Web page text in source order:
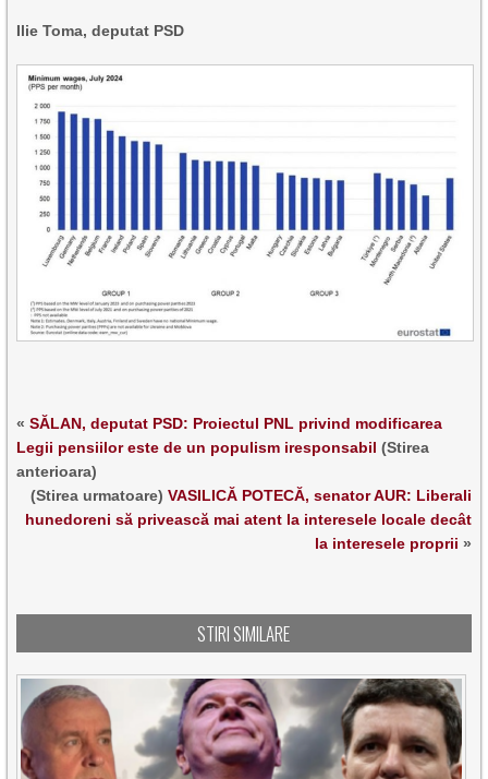
Ilie Toma, deputat PSD
«SĂLAN, deputat PSD: Proiectul PNL privind modificarea
Legii pensiilor este de un populism iresponsabil (Stirea
anterioara)
(Stirea urmatoare) VASILICĂ POTECĂ, senator AUR: Liberali
hunedoreni să privească mai atent la interesele locale decât
la interesele proprii »
STIRI SIMILARE